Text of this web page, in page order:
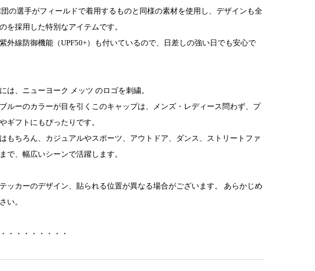
の選手がフィールドで着用するものと同様の素材を使用し、デザインも全
を採用した特別なアイテムです。
外線防御機能（UPF50+）も付いているので、日差しの強い日でも安心で
は、ニューヨーク メッツ のロゴを刺繍。
ルーのカラーが目を引くこのキャップは、メンズ・レディース問わず、プ
ギフトにもぴったりです。
もちろん、カジュアルやスポーツ、アウトドア、ダンス、ストリートファ
で、幅広いシーンで活躍します。
ッカーのデザイン、貼られる位置が異なる場合がございます。 あらかじめ
い。
・・・・・・・・